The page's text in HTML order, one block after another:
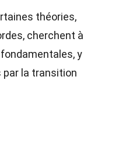
théories,
cherchent à
y
la transition